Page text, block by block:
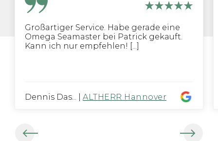
Großartiger Service. Habe gerade eine
Omega Seamaster bei Patrick gekauft.
Kann ich nur empfehlen! [...]
Dennis Das... ALTHERR Hannover